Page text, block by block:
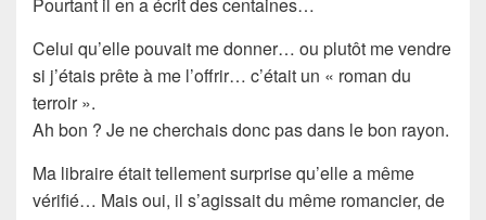
Celui qu’elle pouvait me donner… ou plutôt me vendre
si j’étais prête à me l’offrir… c’était un « roman du
terroir ».
Ah bon ? Je ne cherchais donc pas dans le bon rayon.
Ma libraire était tellement surprise qu’elle a même
vérifié… Mais oui, il s’agissait du même romancier, de